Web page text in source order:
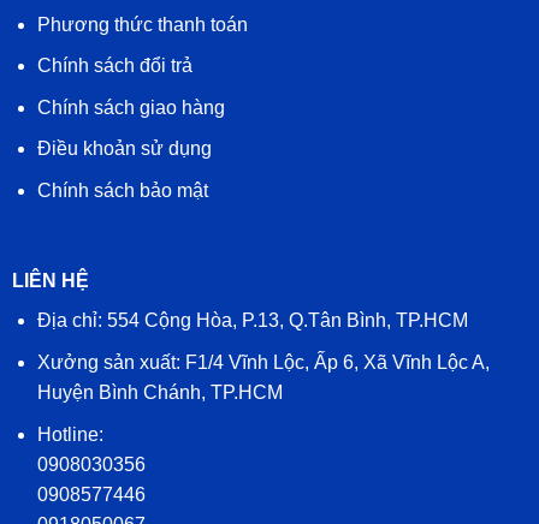
Phương thức thanh toán
Chính sách đổi trả
Chính sách giao hàng
Điều khoản sử dụng
Chính sách bảo mật
LIÊN HỆ
Địa chỉ: 554 Cộng Hòa, P.13, Q.Tân Bình, TP.HCM
Xưởng sản xuất: F1/4 Vĩnh Lộc, Ấp 6, Xã Vĩnh Lộc A,
Huyện Bình Chánh, TP.HCM
Hotline:
0908030356
0908577446